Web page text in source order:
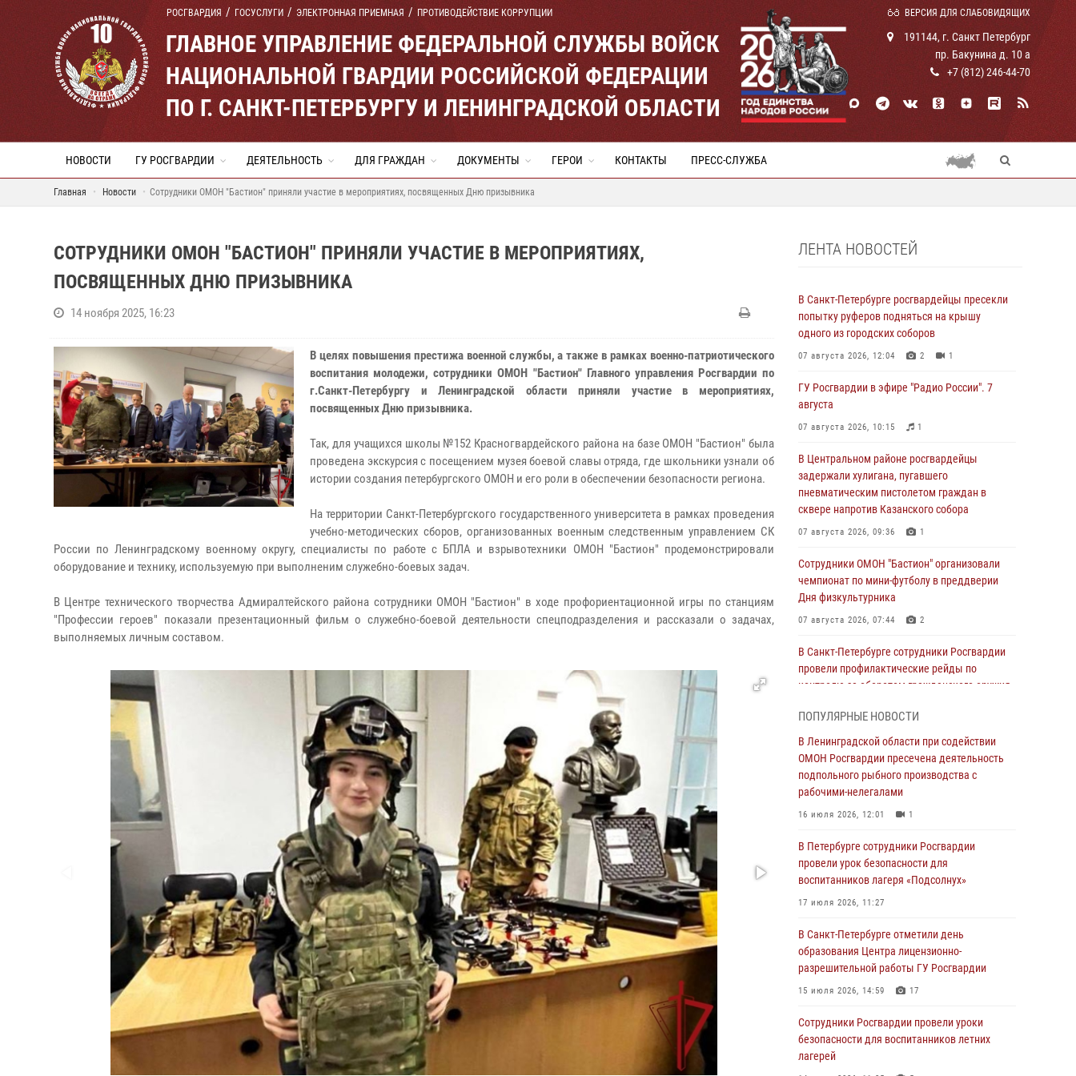
РОСГВАРДИЯ ГОСУСЛУГИ ЭЛЕКТРОННАЯ ПРИЕМНАЯ ПРОТИВОДЕЙСТВИЕ КОРРУПЦИИ ВЕРСИЯ ДЛЯ СЛАБОВИДЯЩИХ
ГЛАВНОЕ УПРАВЛЕНИЕ ФЕДЕРАЛЬНОЙ СЛУЖБЫ ВОЙСК
НАЦИОНАЛЬНОЙ ГВАРДИИ РОССИЙСКОЙ ФЕДЕРАЦИИ
ПО Г. САНКТ-ПЕТЕРБУРГУ И ЛЕНИНГРАДСКОЙ ОБЛАСТИ
191144, г. Санкт Петербург
пр. Бакунина д. 10 а
+7 (812) 246-44-70
НОВОСТИ ГУ РОСГВАРДИИ ДЕЯТЕЛЬНОСТЬ ДЛЯ ГРАЖДАН ДОКУМЕНТЫ ГЕРОИ КОНТАКТЫ ПРЕСС-СЛУЖБА
Главная Новости Cотрудники ОМОН "Бастион" приняли участие в мероприятиях, посвященных Дню призывника
CОТРУДНИКИ ОМОН "БАСТИОН" ПРИНЯЛИ УЧАСТИЕ В МЕРОПРИЯТИЯХ,
ПОСВЯЩЕННЫХ ДНЮ ПРИЗЫВНИКА
14 ноября 2025, 16:23
В целях повышения престижа военной службы, а также в рамках военно‑патриотического
воспитания молодежи, сотрудники ОМОН "Бастион" Главного управления Росгвардии по
г.Санкт-Петербургу и Ленинградской области приняли участие в мероприятиях,
посвященных Дню призывника.
Так, для учащихся школы №152 Красногвардейского района на базе ОМОН "Бастион" была
проведена экскурсия с посещением музея боевой славы отряда, где школьники узнали об
истории создания петербургского ОМОН и его роли в обеспечении безопасности региона.
На территории Санкт-Петербургского государственного университета в рамках проведения
учебно-методических сборов, организованных военным следственным управлением СК
России по Ленинградскому военному округу, специалисты по работе с БПЛА и взрывотехники ОМОН "Бастион" продемонстрировали
оборудование и технику, используемую при выполненим служебно-боевых задач.
В Центре технического творчества Адмиралтейского района сотрудники ОМОН "Бастион" в ходе профориентационной игры по станциям
"Профессии героев" показали презентационный фильм о служебно-боевой деятельности спецподразделения и рассказали о задачах,
выполняемых личным составом.
ЛЕНТА НОВОСТЕЙ
В Санкт-Петербурге росгвардейцы пресекли
попытку руферов подняться на крышу
одного из городских соборов
07 августа 2026, 12:04 2 1
ГУ Росгвардии в эфире "Радио России". 7
августа
07 августа 2026, 10:15 1
В Центральном районе росгвардейцы
задержали хулигана, пугавшего
пневматическим пистолетом граждан в
сквере напротив Казанского собора
07 августа 2026, 09:36 1
Сотрудники ОМОН "Бастион" организовали
чемпионат по мини-футболу в преддверии
Дня физкультурника
07 августа 2026, 07:44 2
В Санкт-Петербурге сотрудники Росгвардии
провели профилактические рейды по
контролю за оборотом гражданского оружия
В Красносельском районе наряд Росгвардии
задержал правонарушителя, угрожавшего 17-
летнему подростку травматическим оружием
06 августа 2026, 13:39
оперативно задержали хулигана,
стрелявшего из пускового устройства рядом
с жилыми домами
06 августа 2026, 11:36
Сотрудники и военнослужащие Росгвардии
обеспечили правопорядок при проведении
матча "Зенит" - "Балтика"
06 августа 2026, 07:30 10
В Выборгском районе наряд Росгвардии
обнаружил разыскиваемый преступный
автотранспорт
ПОПУЛЯРНЫЕ НОВОСТИ
В Ленинградской области при содействии
ОМОН Росгвардии пресечена деятельность
подпольного рыбного производства с
рабочими-нелегалами
16 июля 2026, 12:01 1
В Петербурге сотрудники Росгвардии
провели урок безопасности для
воспитанников лагеря «Подсолнух»
17 июля 2026, 11:27
В Санкт-Петербурге отметили день
образования Центра лицензионно-
разрешительной работы ГУ Росгвардии
15 июля 2026, 14:59 17
Сотрудники Росгвардии провели уроки
безопасности для воспитанников летних
лагерей